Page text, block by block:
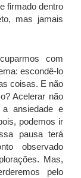
firmado dentro
mas jamais
com
escondê-lo
coisas. E não
Acelerar não
ansiedade e
podemos ir
pausa terá
observado
Mas,
pelo